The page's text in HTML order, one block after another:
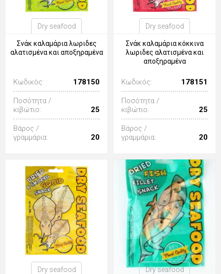
Dry seafood
Σνάκ καλαμάρια λωριδες
αλατισμένα και αποξηραμένα
Κωδικός: 178150
Ποσότητα /
κιβώτιο:
25
Βάρος /
γραμμάρια:
20
Dry seafood
Σνάκ καλαμάρια κόκκινα
λωριδες αλατισμένα και
αποξηραμένα
Κωδικός: 178151
Ποσότητα /
κιβώτιο:
25
Βάρος /
γραμμάρια:
20
Dry seafood Dry seafood